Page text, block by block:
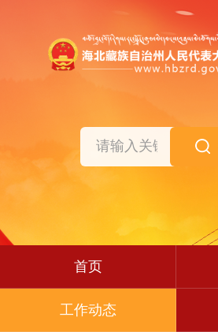
首页
工作动态